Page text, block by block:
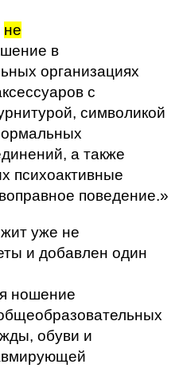
не
в
организациях
с
символикой
а также
психоактивные
поведение.»
уже не
и добавлен один
ношение
обуви и